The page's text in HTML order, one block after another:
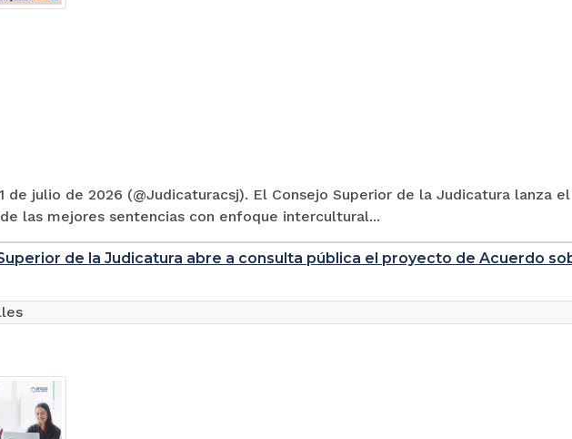
de julio de 2026 (@Judicaturacsj). El Consejo Superior de la Judicatura lanza
las mejores sentencias con enfoque intercultural...
de la Judicatura abre a consulta pública el proyecto de Acuerdo